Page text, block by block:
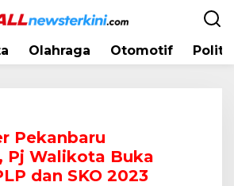
Olahraga Otomotif
Pekanbaru
Pj Walikota Buka
dan SKO 2023